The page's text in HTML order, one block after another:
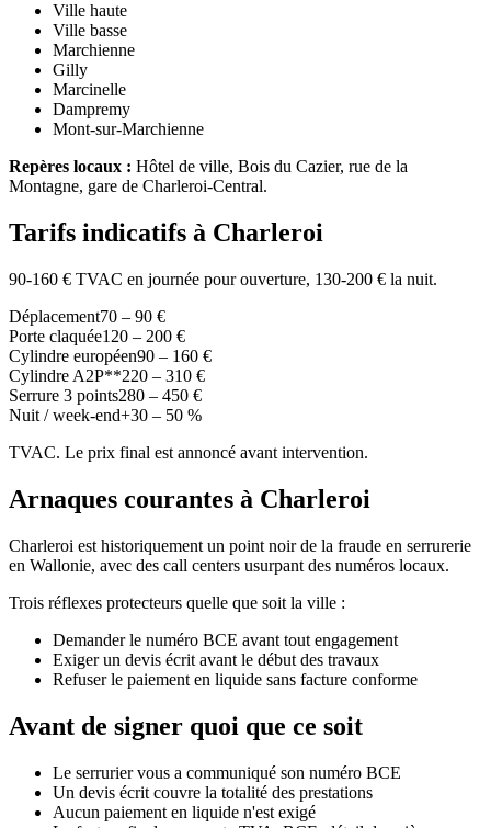
Ville haute
Ville basse
Marchienne
Gilly
Marcinelle
Dampremy
Mont-sur-Marchienne
Repères locaux : Hôtel de ville, Bois du Cazier, rue de la
Montagne, gare de Charleroi-Central.
Tarifs indicatifs à Charleroi
90-160 € TVAC en journée pour ouverture, 130-200 € la nuit.
Déplacement70 – 90 €
Porte claquée120 – 200 €
Cylindre européen90 – 160 €
Cylindre A2P**220 – 310 €
Serrure 3 points280 – 450 €
Nuit / week-end+30 – 50 %
TVAC. Le prix final est annoncé avant intervention.
Arnaques courantes à Charleroi
Charleroi est historiquement un point noir de la fraude en serrurerie
en Wallonie, avec des call centers usurpant des numéros locaux.
Trois réflexes protecteurs quelle que soit la ville :
Demander le numéro BCE avant tout engagement
Exiger un devis écrit avant le début des travaux
Refuser le paiement en liquide sans facture conforme
Avant de signer quoi que ce soit
Le serrurier vous a communiqué son numéro BCE
Un devis écrit couvre la totalité des prestations
Aucun paiement en liquide n'est exigé